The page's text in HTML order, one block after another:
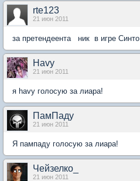
rte123
21 июн 2011
за претендеента ник в игре Синто
Havy
21 июн 2011
я havy голосую за лиара!
ПамПаду
21 июн 2011
Я пампаду голосую за лиара!
Чейзелко_
21 июн 2011